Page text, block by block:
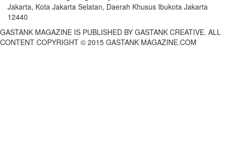
Jakarta, Kota Jakarta Selatan, Daerah Khusus Ibukota Jakarta
12440
GASTANK MAGAZINE IS PUBLISHED BY GASTANK CREATIVE. ALL
CONTENT COPYRIGHT © 2015 GASTANK MAGAZINE.COM